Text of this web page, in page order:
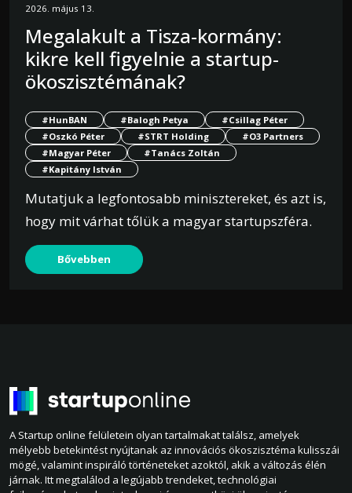
2026. május 13.
Megalakult a Tisza-kormány:
kikre kell figyelnie a startup-
ökoszisztémának?
#HunBAN #Balogh Petya
#Csillag Péter
#Oszkó Péter
#STRT Holding
#O3 Partners
#Magyar Péter
#Tanács Zoltán
#Kapitány István
Mutatjuk a legfontosabb minisztereket, és azt is,
hogy mit várhat tőlük a magyar startupszféra.
Bővebben
A Startup online felületein olyan tartalmakat találsz, amelyek
mélyebb betekintést nyújtanak az innovációs ökoszisztéma kulisszái
mögé, valamint inspiráló történeteket azoktól, akik a változás élén
járnak. Itt megtalálod a legújabb trendeket, technológiai